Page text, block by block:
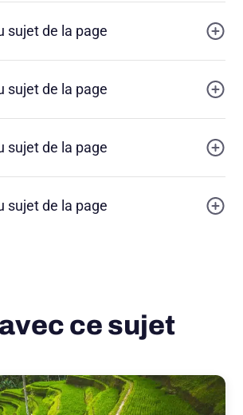
sujet de la page
sujet de la page
sujet de la page
sujet de la page
ce sujet